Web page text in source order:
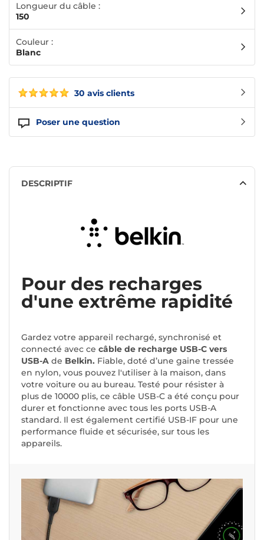
30 avis clients
Poser une question
Longueur du câble :
150
Couleur :
Blanc
DESCRIPTIF
Pour des recharges
d'une extrême rapidité
Gardez votre appareil rechargé, synchronisé et
connecté avec ce câble de recharge USB-C vers
USB-A de Belkin. Fiable, doté d’une gaine tressée
en nylon, vous pouvez l'utiliser à la maison, dans
votre voiture ou au bureau. Testé pour résister à
plus de 10000 plis, ce câble USB-C a été conçu pour
durer et fonctionne avec tous les ports USB-A
standard. Il est également certifié USB-IF pour une
performance fluide et sécurisée, sur tous les
appareils.